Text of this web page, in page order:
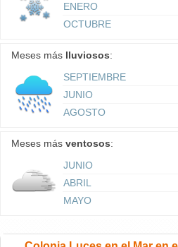
ENERO
OCTUBRE
Meses más lluviosos:
SEPTIEMBRE
JUNIO
AGOSTO
Meses más ventosos:
JUNIO
ABRIL
MAYO